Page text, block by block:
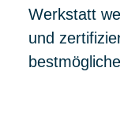
Werkstatt
und